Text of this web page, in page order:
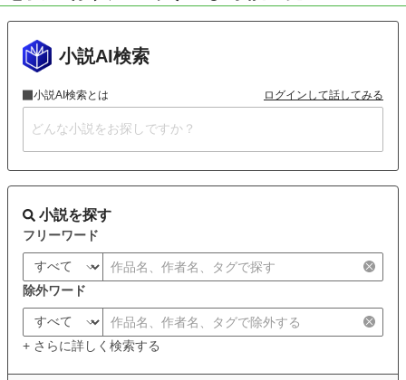
小説AI検索
小説AI検索とは ログインして話してみる
小説を探す
フリーワード
除外ワード
+ さらに詳しく検索する